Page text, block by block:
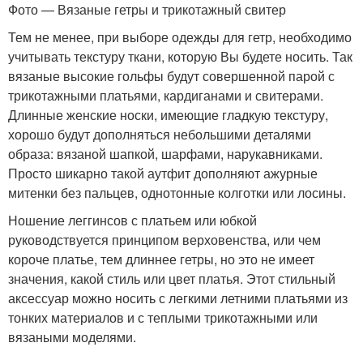
Фото — Вязаные гетры и трикотажный свитер
Тем не менее, при выборе одежды для гетр, необходимо
учитывать текстуру ткани, которую Вы будете носить. Так
вязаные высокие гольфы будут совершенной парой с
трикотажными платьями, кардиганами и свитерами.
Длинные женские носки, имеющие гладкую текстуру,
хорошо будут дополняться небольшими деталями
образа: вязаной шапкой, шарфами, нарукавниками.
Просто шикарно такой аутфит дополняют ажурные
митенки без пальцев, однотонные колготки или лосины.
Ношение леггинсов с платьем или юбкой
руководствуется принципом верховенства, или чем
короче платье, тем длиннее гетры, но это не имеет
значения, какой стиль или цвет платья. Этот стильный
аксессуар можно носить с легкими летними платьями из
тонких материалов и с теплыми трикотажными или
вязаными моделями.